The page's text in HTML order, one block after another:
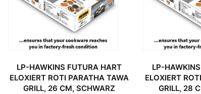
LP-HAWKINS FUTURA HART
ELOXIERT ROTI PARATHA TAWA
GRILL, 26 CM, SCHWARZ
LP-
ELOXIERT
GRILL, 28